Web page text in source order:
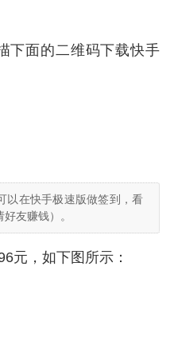
下面的二维码下载快手
以在快手极速版做签到，看
友赚钱）。
元，如下图所示：